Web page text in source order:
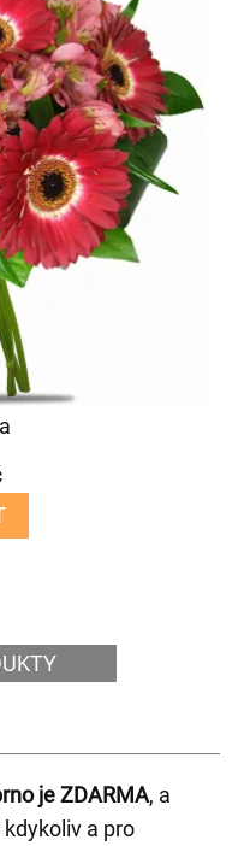
je ZDARMA, a
a pro